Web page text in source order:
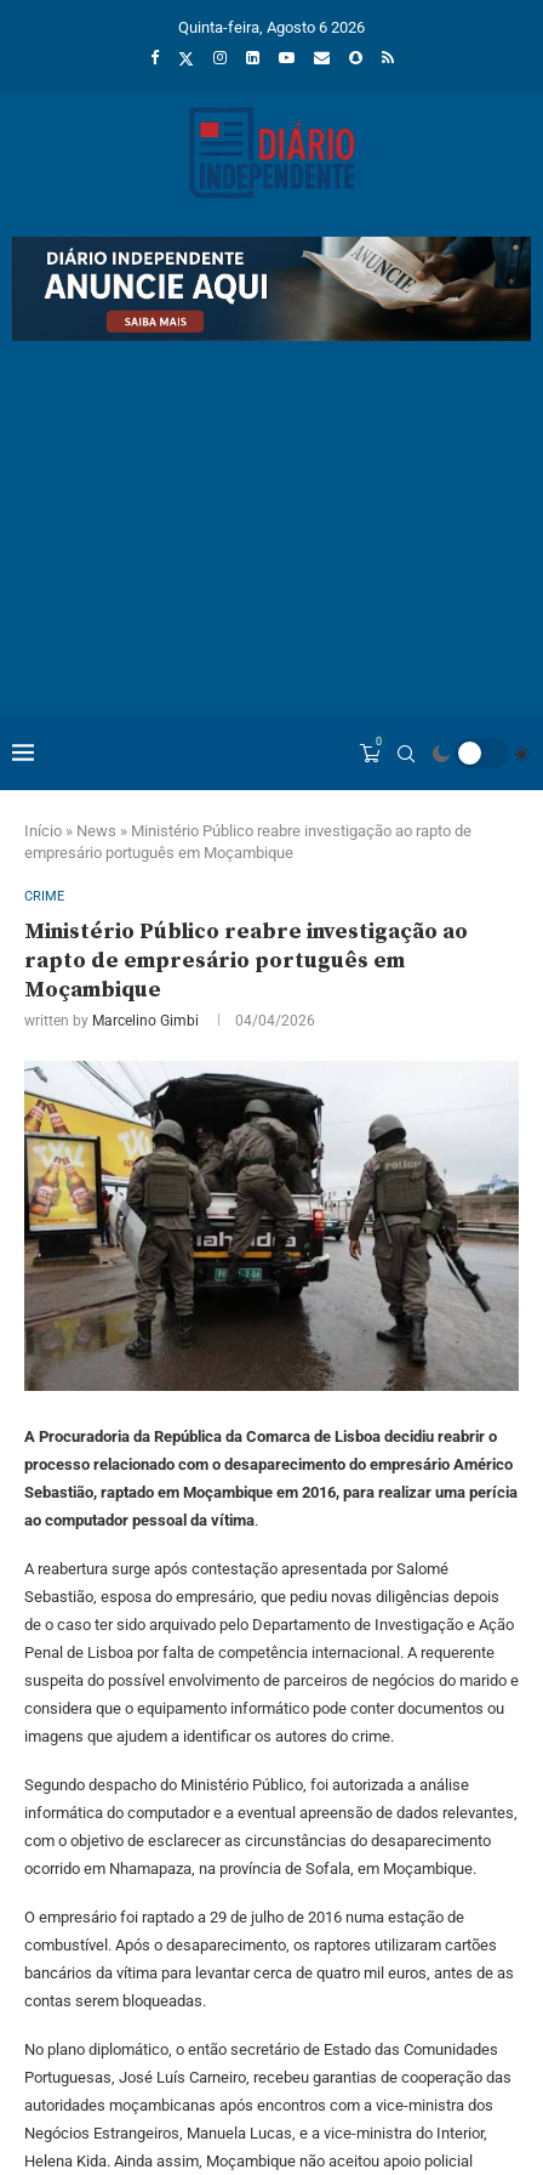
Quinta-feira, Agosto 6 2026
0
Início » News » Ministério Público reabre investigação ao rapto de
empresário português em Moçambique
CRIME
Ministério Público reabre investigação ao
rapto de empresário português em
Moçambique
written by Marcelino Gimbi 04/04/2026
A Procuradoria da República da Comarca de Lisboa decidiu reabrir o
processo relacionado com o desaparecimento do empresário Américo
Sebastião, raptado em Moçambique em 2016, para realizar uma perícia
ao computador pessoal da vítima.
A reabertura surge após contestação apresentada por Salomé
Sebastião, esposa do empresário, que pediu novas diligências depois
de o caso ter sido arquivado pelo Departamento de Investigação e Ação
Penal de Lisboa por falta de competência internacional. A requerente
suspeita do possível envolvimento de parceiros de negócios do marido e
considera que o equipamento informático pode conter documentos ou
imagens que ajudem a identificar os autores do crime.
Segundo despacho do Ministério Público, foi autorizada a análise
informática do computador e a eventual apreensão de dados relevantes,
com o objetivo de esclarecer as circunstâncias do desaparecimento
ocorrido em Nhamapaza, na província de Sofala, em Moçambique.
O empresário foi raptado a 29 de julho de 2016 numa estação de
combustível. Após o desaparecimento, os raptores utilizaram cartões
bancários da vítima para levantar cerca de quatro mil euros, antes de as
contas serem bloqueadas.
No plano diplomático, o então secretário de Estado das Comunidades
Portuguesas, José Luís Carneiro, recebeu garantias de cooperação das
autoridades moçambicanas após encontros com a vice-ministra dos
Negócios Estrangeiros, Manuela Lucas, e a vice-ministra do Interior,
Helena Kida. Ainda assim, Moçambique não aceitou apoio policial